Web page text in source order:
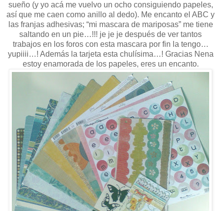
sueño (y yo acá me vuelvo un ocho consiguiendo papeles,
así que me caen como anillo al dedo). Me encanto el ABC y
las franjas adhesivas; “mi mascara de mariposas” me tiene
saltando en un pie…!!! je je je después de ver tantos
trabajos en los foros con esta mascara por fin la tengo…
yupiiii…! Además la tarjeta esta chulísima…! Gracias Nena
estoy enamorada de los papeles, eres un encanto.